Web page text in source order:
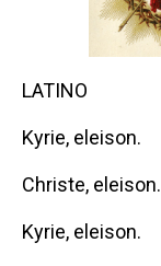
LATINO
Kyrie, eleison.
Christe, eleison.
Kyrie, eleison.